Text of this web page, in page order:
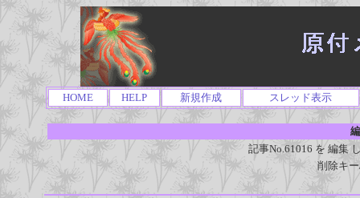
HOME HELP 新規作成 スレッド表示
記事No.61016 を 編集
削除キ